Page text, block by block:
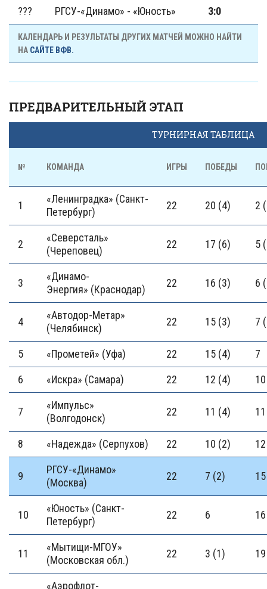
??? РГСУ-«Динамо» - «Юность» 3:0
КАЛЕНДАРЬ И РЕЗУЛЬТАТЫ ДРУГИХ МАТЧЕЙ МОЖНО НАЙТИ
НА САЙТЕ ВФВ.
ПРЕДВАРИТЕЛЬНЫЙ ЭТАП
ТУРНИРНАЯ ТАБЛИЦА
№ КОМАНДА ИГРЫ ПОБЕДЫ
1
«Ленинградка» (Санкт-
Петербург)
22 20 (4) 2
2
«Северсталь»
(Череповец)
22 17 (6) 5
3
«Динамо-
Энергия» (Краснодар)
22 16 (3) 6
4
«Автодор-Метар»
(Челябинск)
22 15 (3) 7
5 «Прометей» (Уфа) 22 15 (4) 7
6 «Искра» (Самара) 22 12 (4)
7
«Импульс»
(Волгодонск)
22 11 (4)
8 «Надежда» (Серпухов) 22 10 (2)
9
РГСУ-«Динамо»
(Москва)
22 7 (2)
10
«Юность» (Санкт-
Петербург)
22 6
11
«Мытищи-МГОУ»
(Московская обл.)
22 3 (1)
«Аэрофлот-